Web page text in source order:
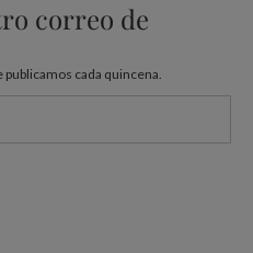
correo de
cada quincena.